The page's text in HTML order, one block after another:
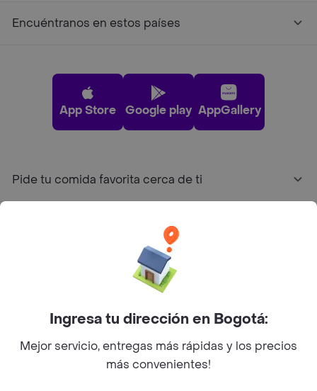
Encuéntranos en estos países
App Store Google play AppGallery
Pide tu comida favorita cerca de ti
Facebook
Twitter
Instagram
Ingresa tu dirección en Bogotá:
Mejor servicio, entregas más rápidas y los precios
más convenientes!